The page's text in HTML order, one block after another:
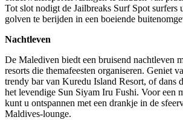
Tot slot nodigt de Jailbreaks Surf Spot surfers
golven te berijden in een boeiende
Nachtleven
De Malediven biedt een bruisend nachtleven
resorts die themafeesten organiseren. Geniet
trendy bar van Kuredu Island Resort, of dans
het levendige Sun Siyam Iru Fushi. Voor een
kunt u ontspannen met een drankje in de
Maldives-lounge.